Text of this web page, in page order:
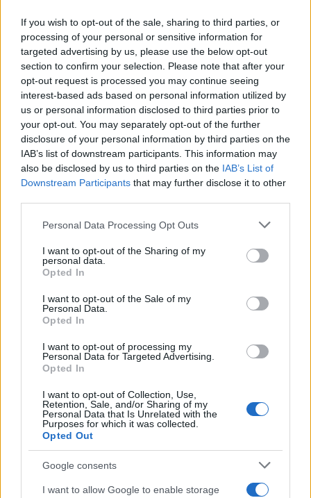
If you wish to opt-out of the sale, sharing to third parties, or
processing of your personal or sensitive information for
targeted advertising by us, please use the below opt-out
section to confirm your selection. Please note that after your
opt-out request is processed you may continue seeing
interest-based ads based on personal information utilized by
us or personal information disclosed to third parties prior to
your opt-out. You may separately opt-out of the further
disclosure of your personal information by third parties on the
IAB’s list of downstream participants. This information may
also be disclosed by us to third parties on the IAB’s List of
Downstream Participants that may further disclose it to other
Please note that this website/app uses one or more Google
not limited to your visit or usage behaviour. You may click to
grant or deny consent to Google and its third-party tags to
use your data for below specified purposes in below Google
consent section.
Personal Data Processing Opt Outs
I want to opt-out of the Sharing of my
personal data.
Opted In
I want to opt-out of the Sale of my
Personal Data.
Opted In
I want to opt-out of processing my
Personal Data for Targeted Advertising.
Opted In
I want to opt-out of Collection, Use,
Retention, Sale, and/or Sharing of my
Personal Data that Is Unrelated with the
Purposes for which it was collected.
Opted Out
Google consents
I want to allow Google to enable storage
de una defensa sólida y una ofensiva eficiente es
esencial para aspirar al título, y esta partida ha
dejado claro que ambos equipos tienen áreas de
mejora.
Lecciones y proyecciones para el
futuro
Cada partido en la Liga MX ofrece lecciones
valiosas para los equipos y sus entrenadores. Para
Chivas, la necesidad de concretar oportunidades es
evidente; han fallado en maximizar su posesión del
balón, lo que ha llevado a una falta de goles. Por
favorable en este encuentro, mostró una fuerte
capacidad ofensiva que podría beneficiarlos en
futuros partidos si logran ser más consistentes.
¿Quién no quiere ver un equipo que aprende y se
adapta?
A medida que avanza el torneo, es fundamental
que ambos equipos analicen su rendimiento y